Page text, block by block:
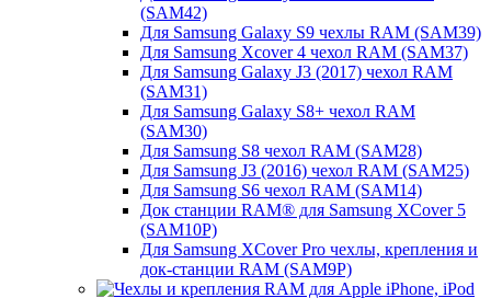
(SAM42)
Для Samsung Galaxy S9 чехлы RAM (SAM39)
Для Samsung Xcover 4 чехол RAM (SAM37)
Для Samsung Galaxy J3 (2017) чехол RAM
(SAM31)
Для Samsung Galaxy S8+ чехол RAM
(SAM30)
Для Samsung S8 чехол RAM (SAM28)
Для Samsung J3 (2016) чехол RAM (SAM25)
Для Samsung S6 чехол RAM (SAM14)
Док станции RAM® для Samsung XCover 5
(SAM10P)
Для Samsung XCover Pro чехлы, крепления и
док-станции RAM (SAM9P)